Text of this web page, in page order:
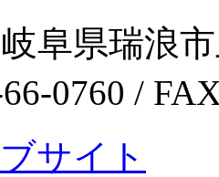
阜県瑞浪
0760 /
サイト